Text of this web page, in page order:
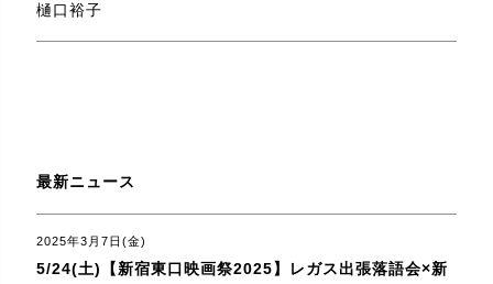
樋口裕子
最新ニュース
2025年3月7日(金)
5/24(土)【新宿東口映画祭2025】レガス出張落語会×新